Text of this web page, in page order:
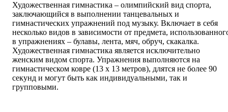
Художественная гимнастика – олимпийский вид спорта,
заключающийся в выполнении танцевальных и
гимнастических упражнений под музыку. Включает в себя
несколько видов в зависимости от предмета,
в упражнениях – булавы, лента, мяч, обруч, скакалка.
Художественная гимнастика является исключительно
женским видом спорта. Упражнения выполняются на
гимнастическом ковре (13 х 13 метров), длятся не более 90
секунд и могут быть как индивидуальными, так и
групповыми.